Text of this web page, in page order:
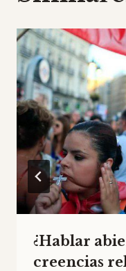
¿Hablar
creencias